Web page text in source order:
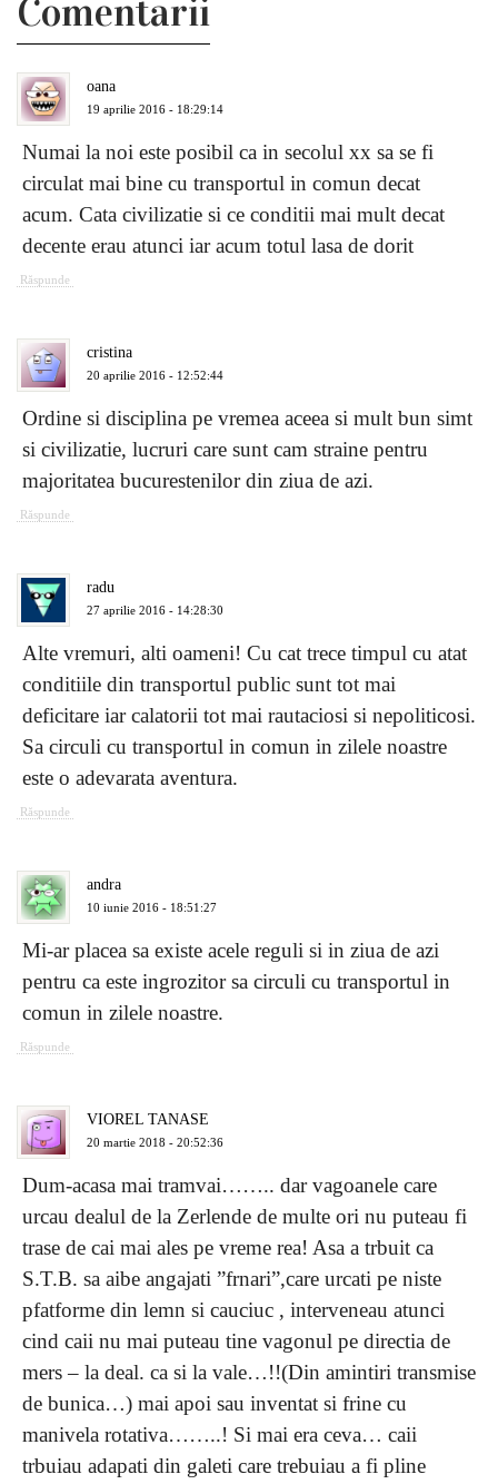
Comentarii
oana
19 aprilie 2016 - 18:29:14
Numai la noi este posibil ca in secolul xx sa se fi
circulat mai bine cu transportul in comun decat
acum. Cata civilizatie si ce conditii mai mult decat
decente erau atunci iar acum totul lasa de dorit
Răspunde
cristina
20 aprilie 2016 - 12:52:44
Ordine si disciplina pe vremea aceea si mult bun simt
si civilizatie, lucruri care sunt cam straine pentru
majoritatea bucurestenilor din ziua de azi.
Răspunde
radu
27 aprilie 2016 - 14:28:30
Alte vremuri, alti oameni! Cu cat trece timpul cu atat
conditiile din transportul public sunt tot mai
deficitare iar calatorii tot mai rautaciosi si nepoliticosi.
Sa circuli cu transportul in comun in zilele noastre
este o adevarata aventura.
Răspunde
andra
10 iunie 2016 - 18:51:27
Mi-ar placea sa existe acele reguli si in ziua de azi
pentru ca este ingrozitor sa circuli cu transportul in
comun in zilele noastre.
Răspunde
VIOREL TANASE
20 martie 2018 - 20:52:36
Dum-acasa mai tramvai…….. dar vagoanele care
urcau dealul de la Zerlende de multe ori nu puteau fi
trase de cai mai ales pe vreme rea! Asa a trbuit ca
S.T.B. sa aibe angajati ”frnari”,care urcati pe niste
pfatforme din lemn si cauciuc , interveneau atunci
cind caii nu mai puteau tine vagonul pe directia de
mers – la deal. ca si la vale…!!(Din amintiri transmise
de bunica…) mai apoi sau inventat si frine cu
manivela rotativa……..! Si mai era ceva… caii
trbuiau adapati din galeti care trebuiau a fi pline